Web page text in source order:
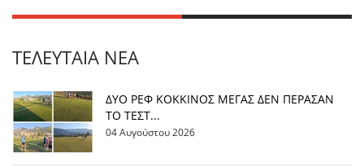
ΤΕΛΕΥΤΑΊΑ ΝΈΑ
ΔΥΟ ΡΕΦ ΚΟΚΚΙΝΟΣ ΜΕΓΑΣ ΔΕΝ ΠΕΡΑΣΑΝ
ΤΟ ΤΕΣΤ...
04 Αυγούστου 2026